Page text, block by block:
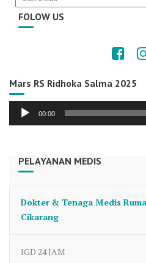
FOLOW US
Mars RS Ridhoka Salma 2025
Audio
00:00
PELAYANAN MEDIS
Dokter & Tenaga Medis
Cikarang
IGD 24 JAM